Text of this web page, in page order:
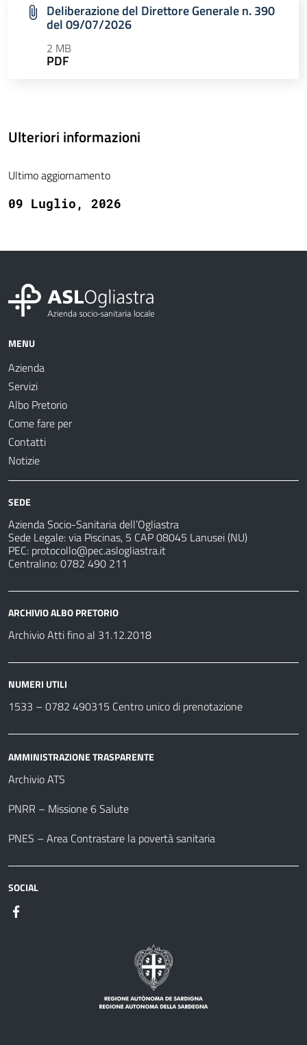
Deliberazione del Direttore Generale n. 390
del 09/07/2026
2 MB
PDF
Ulteriori informazioni
Ultimo aggiornamento
09 Luglio, 2026
MENU
Azienda
Servizi
Albo Pretorio
Come fare per
Contatti
Notizie
SEDE
Azienda Socio-Sanitaria dell’Ogliastra
Sede Legale: via Piscinas, 5 CAP 08045 Lanusei (NU)
PEC: protocollo@pec.aslogliastra.it
Centralino: 0782 490 211
ARCHIVIO ALBO PRETORIO
Archivio Atti fino al 31.12.2018
NUMERI UTILI
1533 – 0782 490315 Centro unico di prenotazione
AMMINISTRAZIONE TRASPARENTE
Archivio ATS
PNRR – Missione 6 Salute
PNES – Area Contrastare la povertà sanitaria
SOCIAL